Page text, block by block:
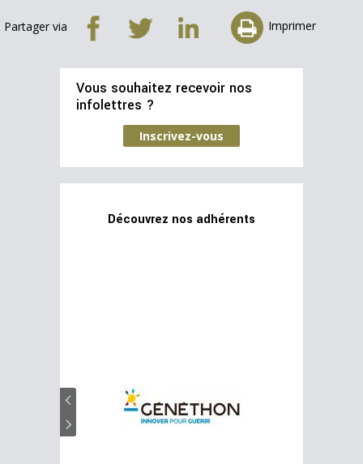
Partager via Imprimer
Vous souhaitez recevoir nos
infolettres ?
Inscrivez-vous
Découvrez nos adhérents